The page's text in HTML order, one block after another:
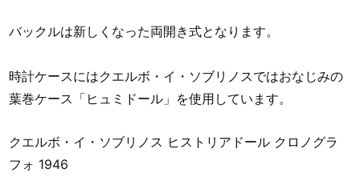
バックルは新しくなった両開き式となります。
時計ケースにはクエルボ・イ・ソブリノスではおなじみの
葉巻ケース「ヒュミドール」を使用しています。
クエルボ・イ・ソブリノス ヒストリアドール クロノグラ
フォ 1946